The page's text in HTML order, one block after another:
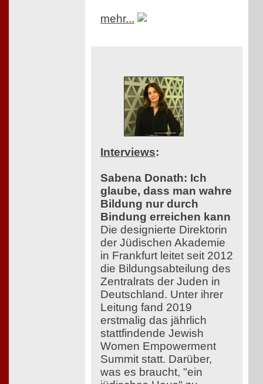
mehr...
Interviews:
Sabena Donath: Ich
glaube, dass man wahre
Bildung nur durch
Bindung erreichen kann
Die designierte Direktorin
der Jüdischen Akademie
in Frankfurt leitet seit 2012
die Bildungsabteilung des
Zentralrats der Juden in
Deutschland. Unter ihrer
Leitung fand 2019
erstmalig das jährlich
stattfindende Jewish
Women Empowerment
Summit statt. Darüber,
was es braucht, "ein